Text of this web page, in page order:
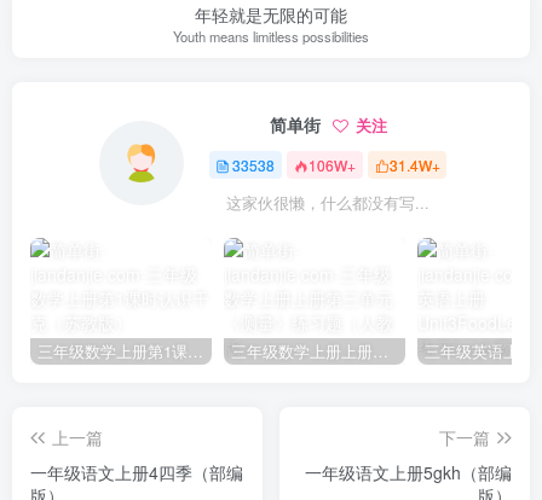
年轻就是无限的可能
Youth means limitless possibilities
简单街 关注
33538 106W+ 31.4W+
这家伙很懒，什么都没有写...
上一篇
一年级语文上册4四季（部编
版）
下一篇
一年级语文上册5gkh（部编
版）